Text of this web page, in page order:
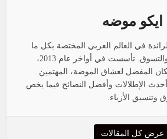
ايكو موضه
في العالم العربي المختصة بكل ما
يتعلق بالأزياء، الجمال، والتسوق. تأسست في أواخر عام 2013،
المفضل لعشاق الموضة، المهتمين
الإطلالات وأفضل النصائح فيما يخص
وتنسيق الأزياء.
عرض كل المقالات